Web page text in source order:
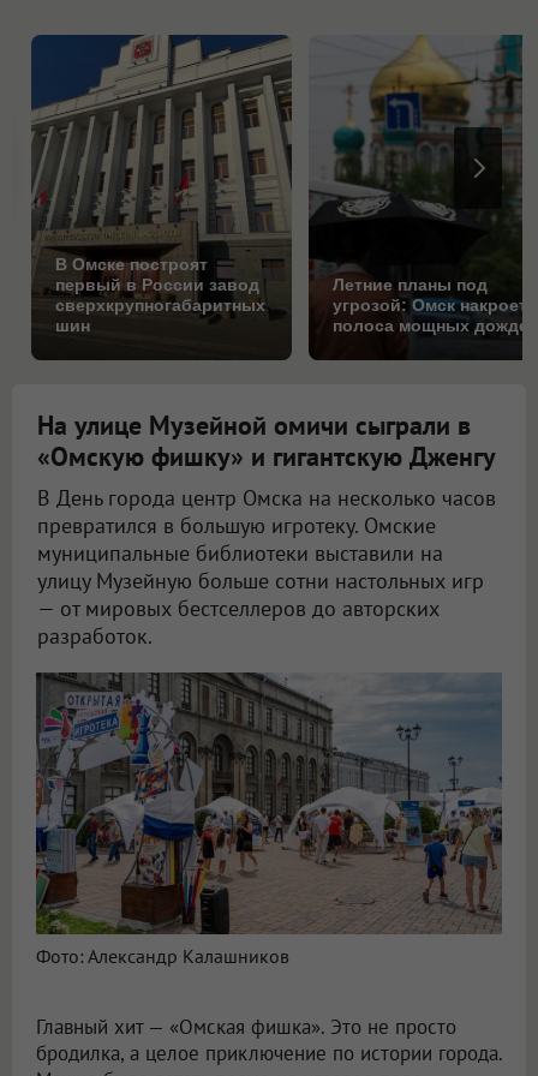
В Омске построят
первый в России завод
сверхкрупногабаритных
шин
Летние планы под
угрозой: Омск накроет
полоса мощных
На улице Музейной омичи сыграли в
«Омскую фишку» и гигантскую Дженгу
В День города центр Омска на несколько часов
превратился в большую игротеку. Омские
муниципальные библиотеки выставили на
улицу Музейную больше сотни настольных игр
— от мировых бестселлеров до авторских
разработок.
Фото: Александр Калашников
Главный хит — «Омская фишка». Это не просто
бродилка, а целое приключение по истории города.